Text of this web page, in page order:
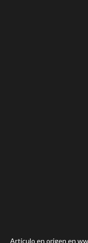
Articulo en origen en